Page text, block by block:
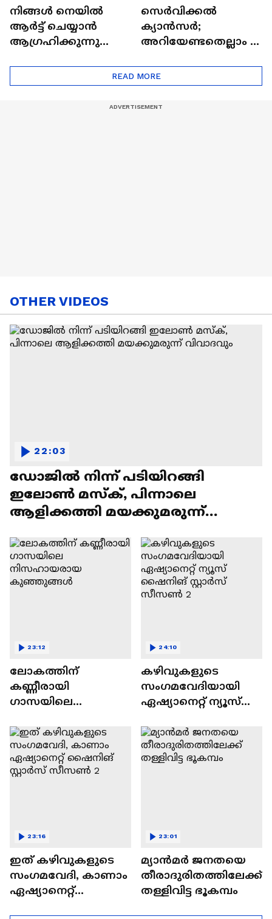
നിങ്ങൾ നെയിൽ
ആർട്ട് ചെയ്യാൻ
ആഗ്രഹിക്കുന്നുണ്ടോ
ട്രെൻഡിനെക്കുറിച്ച് |
Nail Art | Trends Cafe
സെർവിക്കൽ
ക്യാൻസർ;
അറിയേണ്ടതെല്ലാം |
Cancer
READ MORE
OTHER VIDEOS
ഡോജിൽ നിന്ന് പടിയിറങ്ങി
ഇലോൺ മസ്ക്, പിന്നാലെ
ആളിക്കത്തി മയക്കുമരുന്ന്
22:03
ലോകത്തിന്
കണ്ണീരായി
ഗാസയിലെ
കുഞ്ഞുങ്ങൾ
23:12
കഴിവുകളുടെ
സംഗമവേദിയായി
ഏഷ്യാനെറ്റ് ന്യൂസ്
സീസൺ 2
24:10
ഇത് കഴിവുകളുടെ
സംഗമവേദി, കാണാം
ഏഷ്യാനെറ്റ്
23:16
മ്യാൻമർ ജനതയെ
തീരാദുരിതത്തിലേക്ക്
തള്ളിവിട്ട ഭൂകമ്പം
23:01